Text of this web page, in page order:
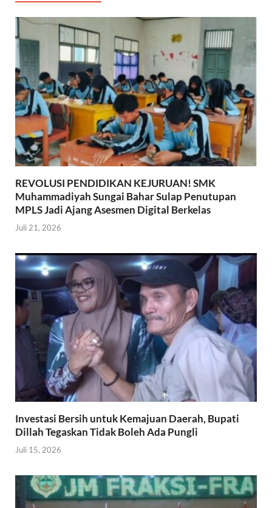
REVOLUSI PENDIDIKAN KEJURUAN! SMK
Muhammadiyah Sungai Bahar Sulap Penutupan
MPLS Jadi Ajang Asesmen Digital Berkelas
Juli 21, 2026
Investasi Bersih untuk Kemajuan Daerah, Bupati
Dillah Tegaskan Tidak Boleh Ada Pungli
Juli 15, 2026